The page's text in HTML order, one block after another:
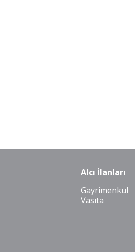
Alcı İlanları
Gayrimenkul
Vasıta